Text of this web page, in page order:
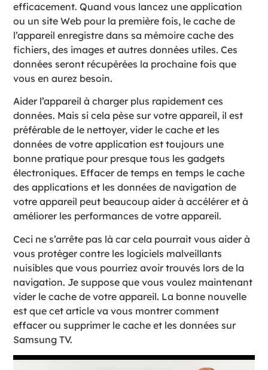
efficacement. Quand vous lancez une application
ou un site Web pour la première fois, le cache de
l’appareil enregistre dans sa mémoire cache des
fichiers, des images et autres données utiles. Ces
données seront récupérées la prochaine fois que
vous en aurez besoin.
Aider l’appareil à charger plus rapidement ces
données. Mais si cela pèse sur votre appareil, il est
préférable de le nettoyer, vider le cache et les
données de votre application est toujours une
bonne pratique pour presque tous les gadgets
électroniques. Effacer de temps en temps le cache
des applications et les données de navigation de
votre appareil peut beaucoup aider à accélérer et à
améliorer les performances de votre appareil.
Ceci ne s’arrête pas là car cela pourrait vous aider à
vous protéger contre les logiciels malveillants
nuisibles que vous pourriez avoir trouvés lors de la
navigation. Je suppose que vous voulez maintenant
vider le cache de votre appareil. La bonne nouvelle
est que cet article va vous montrer comment
effacer ou supprimer le cache et les données sur
Samsung TV.